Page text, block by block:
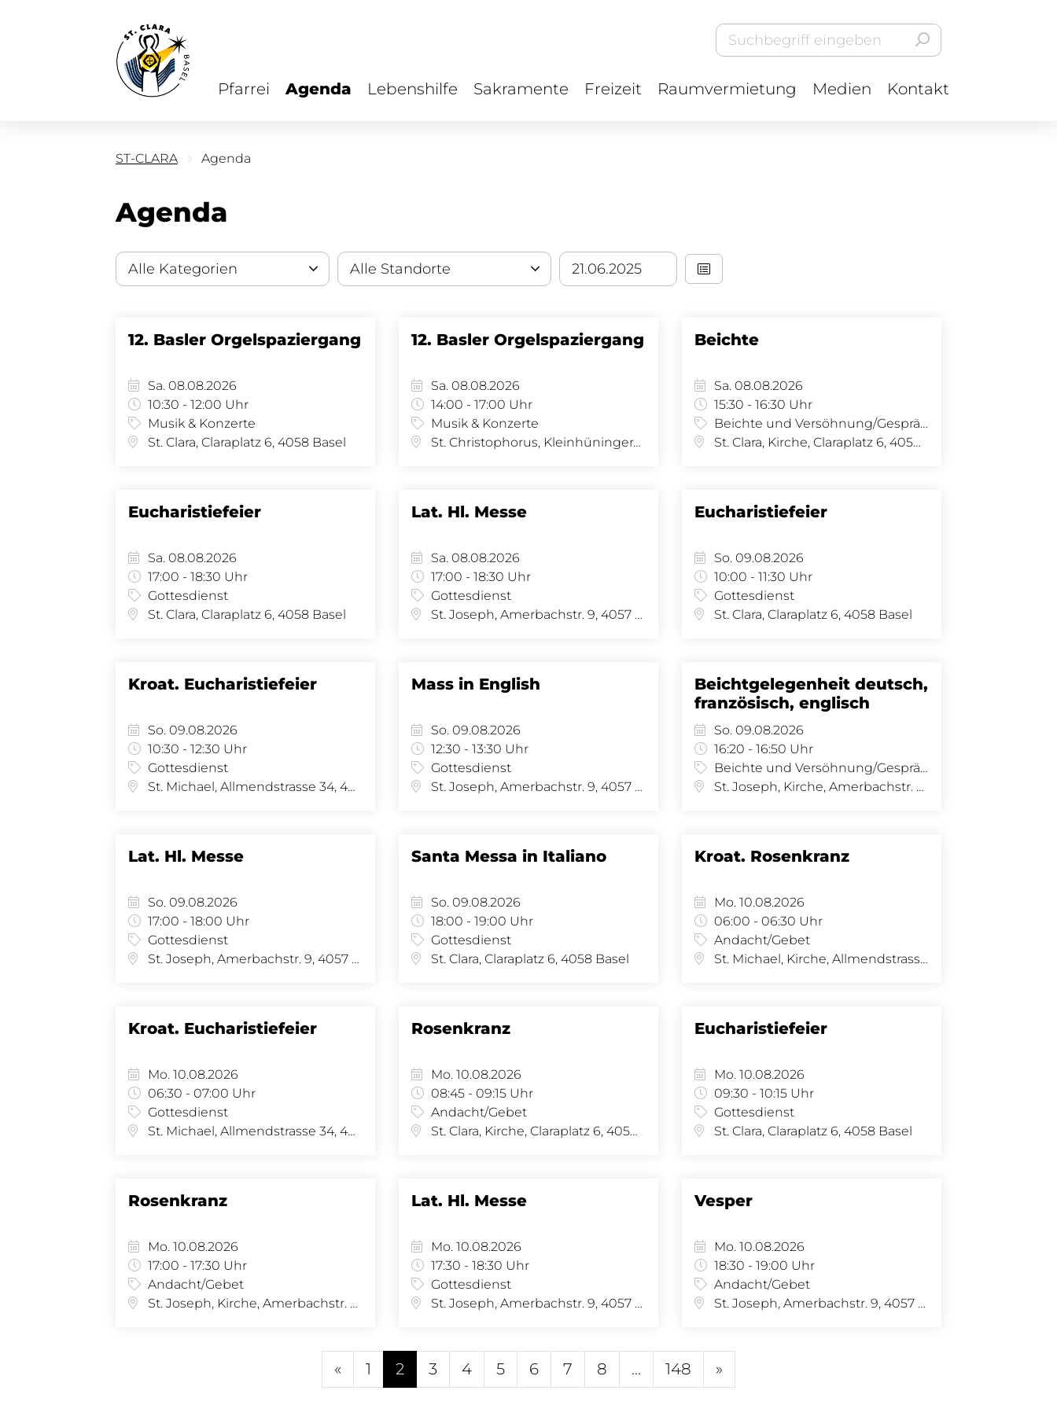
Pfarrei Agenda Lebenshilfe Sakramente Freizeit Raumvermietung Medien Kontakt
ST-CLARA Agenda
Agenda
12. Basler Orgelspaziergang
Sa. 08.08.2026
10:30 - 12:00 Uhr
Musik & Konzerte
St. Clara, Claraplatz 6, 4058 Basel
12. Basler Orgelspaziergang
Sa. 08.08.2026
14:00 - 17:00 Uhr
Musik & Konzerte
St. Christophorus, Kleinhüningeranl. 29, 4057 Basel
Beichte
Sa. 08.08.2026
15:30 - 16:30 Uhr
Beichte und Versöhnung/Gespräch
St. Clara, Kirche, Claraplatz 6, 4058 Basel
Eucharistiefeier
Sa. 08.08.2026
17:00 - 18:30 Uhr
Gottesdienst
St. Clara, Claraplatz 6, 4058 Basel
Lat. Hl. Messe
Sa. 08.08.2026
17:00 - 18:30 Uhr
Gottesdienst
St. Joseph, Amerbachstr. 9, 4057 Basel
Eucharistiefeier
So. 09.08.2026
10:00 - 11:30 Uhr
Gottesdienst
St. Clara, Claraplatz 6, 4058 Basel
Kroat. Eucharistiefeier
So. 09.08.2026
10:30 - 12:30 Uhr
Gottesdienst
St. Michael, Allmendstrasse 34, 4058 Basel
Mass in English
So. 09.08.2026
12:30 - 13:30 Uhr
Gottesdienst
St. Joseph, Amerbachstr. 9, 4057 Basel
Beichtgelegenheit deutsch,
französisch, englisch
So. 09.08.2026
16:20 - 16:50 Uhr
Beichte und Versöhnung/Gespräch
St. Joseph, Kirche, Amerbachstr. 9, 4057 Basel
Lat. Hl. Messe
So. 09.08.2026
17:00 - 18:00 Uhr
Gottesdienst
St. Joseph, Amerbachstr. 9, 4057 Basel
Santa Messa in Italiano
So. 09.08.2026
18:00 - 19:00 Uhr
Gottesdienst
St. Clara, Claraplatz 6, 4058 Basel
Kroat. Rosenkranz
Mo. 10.08.2026
06:00 - 06:30 Uhr
Andacht/Gebet
St. Michael, Kirche, Allmendstrasse 34, 4058 Basel
Kroat. Eucharistiefeier
Mo. 10.08.2026
06:30 - 07:00 Uhr
Gottesdienst
St. Michael, Allmendstrasse 34, 4058 Basel
Rosenkranz
Mo. 10.08.2026
08:45 - 09:15 Uhr
Andacht/Gebet
St. Clara, Kirche, Claraplatz 6, 4058 Basel
Eucharistiefeier
Mo. 10.08.2026
09:30 - 10:15 Uhr
Gottesdienst
St. Clara, Claraplatz 6, 4058 Basel
Rosenkranz
Mo. 10.08.2026
17:00 - 17:30 Uhr
Andacht/Gebet
St. Joseph, Kirche, Amerbachstr. 9, 4057 Basel
Lat. Hl. Messe
Mo. 10.08.2026
17:30 - 18:30 Uhr
Gottesdienst
St. Joseph, Amerbachstr. 9, 4057 Basel
Vesper
Mo. 10.08.2026
18:30 - 19:00 Uhr
Andacht/Gebet
St. Joseph, Amerbachstr. 9, 4057 Basel
« 1 2 3 4 5 6 7 8 ... 148 »